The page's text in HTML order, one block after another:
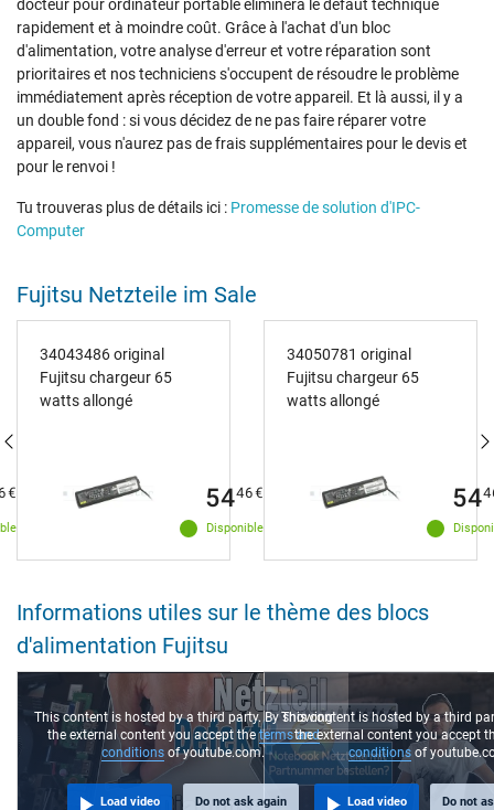
docteur pour ordinateur portable éliminera le défaut technique
rapidement et à moindre coût. Grâce à l'achat d'un bloc
d'alimentation, votre analyse d'erreur et votre réparation sont
prioritaires et nos techniciens s'occupent de résoudre le problème
immédiatement après réception de votre appareil. Et là aussi, il y a
un double fond : si vous décidez de ne pas faire réparer votre
appareil, vous n'aurez pas de frais supplémentaires pour le devis et
pour le renvoi !
Tu trouveras plus de détails ici : Promesse de solution d'IPC-
Computer
Fujitsu Netzteile im Sale
€
34043486 original
Fujitsu chargeur 65
watts allongé
Disponible
5446€
34050781 original
Fujitsu chargeur 65
watts allongé
54
Informations utiles sur le thème des blocs
d'alimentation Fujitsu
This content is hosted by a third party. By showing
the external content you accept theterms and
conditions of youtube.com.
Load video Do not ask again
This content is hosted by a third
the external content you accept
conditions of
Load video Do not